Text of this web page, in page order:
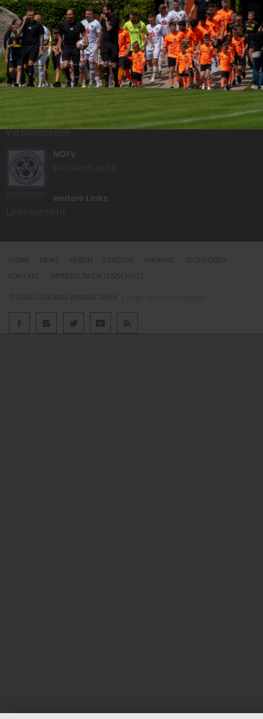
MDR SPORT
Aktueller Sport
FUSSBALL.DE
Ergebnisdienst
Verbandsseite
NOFV
weitere Links
HOME NEWS VEREIN STADION ANFAHRT
SPONSOREN
KONTAKT
IMPRESSUM/DATENSCHUTZ
© 2003-2024 BSG WISMUT GERA | zLiga-Vereinshomepage